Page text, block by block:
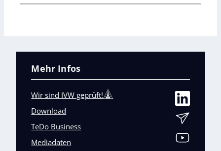
Mehr Infos
Wir sind IVW geprüft!
Download
TeDo Business
Mediadaten